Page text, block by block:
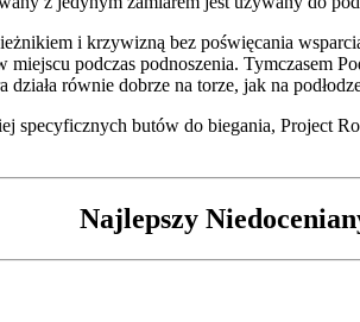
i krzywizną bez poświęcania
miejscu podczas podnoszenia.
równie dobrze na torze, jak na
specyficznych butów do biegania, Project
Najlepszy